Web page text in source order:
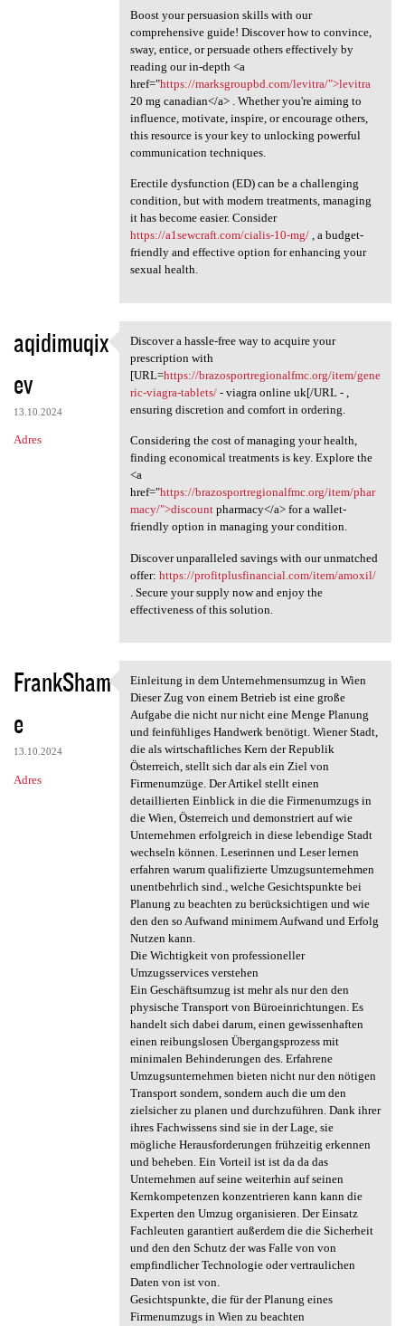
Boost your persuasion skills with our
comprehensive guide! Discover how to convince,
sway, entice, or persuade others effectively by
reading our in-depth <a
href="https://marksgroupbd.com/levitra/">levitra
20 mg canadian</a> . Whether you're aiming to
influence, motivate, inspire, or encourage others,
this resource is your key to unlocking powerful
communication techniques.
Erectile dysfunction (ED) can be a challenging
condition, but with modern treatments, managing
it has become easier. Consider
https://a1sewcraft.com/cialis-10-mg/, a budget-
friendly and effective option for enhancing your
sexual health.
aqidimuqix
ev
13.10.2024
Adres
Discover a hassle-free way to
Discover a hassle-free way to acquire your
prescription with
[URL=https://brazosportregionalfmc.org/item/gene
ric-viagra-tablets/- viagra online uk[/URL - ,
ensuring discretion and comfort in ordering.
Considering the cost of managing your health,
finding economical treatments is key. Explore the
<a
href="https://brazosportregionalfmc.org/item/phar
macy/">discountpharmacy</a> for a wallet-
friendly option in managing your condition.
Discover unparalleled savings with our unmatched
offer: https://profitplusfinancial.com/item/amoxil/
. Secure your supply now and enjoy the
effectiveness of this solution.
FrankSham
e
13.10.2024
Adres
Einleitung in dem
Einleitung in dem Unternehmensumzug in Wien
Dieser Zug von einem Betrieb ist eine große
Aufgabe die nicht nur nicht eine Menge Planung
und feinfühliges Handwerk benötigt. Wiener Stadt,
die als wirtschaftliches Kern der Republik
Österreich, stellt sich dar als ein Ziel von
Firmenumzüge. Der Artikel stellt einen
detaillierten Einblick in die die Firmenumzugs in
die Wien, Österreich und demonstriert auf wie
Unternehmen erfolgreich in diese lebendige Stadt
wechseln können. Leserinnen und Leser lernen
erfahren warum qualifizierte Umzugsunternehmen
unentbehrlich sind., welche Gesichtspunkte bei
Planung zu beachten zu berücksichtigen und wie
den den so Aufwand minimem Aufwand und Erfolg
Nutzen kann.
Die Wichtigkeit von professioneller
Umzugsservices verstehen
Ein Geschäftsumzug ist mehr als nur den den
physische Transport von Büroeinrichtungen. Es
handelt sich dabei darum, einen gewissenhaften
einen reibungslosen Übergangsprozess mit
minimalen Behinderungen des. Erfahrene
Umzugsunternehmen bieten nicht nur den nötigen
Transport sondern, sondern auch die um den
zielsicher zu planen und durchzuführen. Dank ihrer
ihres Fachwissens sind sie in der Lage, sie
mögliche Herausforderungen frühzeitig erkennen
und beheben. Ein Vorteil ist ist da da das
Unternehmen auf seine weiterhin auf seinen
Kernkompetenzen konzentrieren kann kann die
Experten den Umzug organisieren. Der Einsatz
Fachleuten garantiert außerdem die die Sicherheit
und den den Schutz der was Falle von von
empfindlicher Technologie oder vertraulichen
Daten von ist von.
Gesichtspunkte, die für der Planung eines
Firmenumzugs in Wien zu beachten